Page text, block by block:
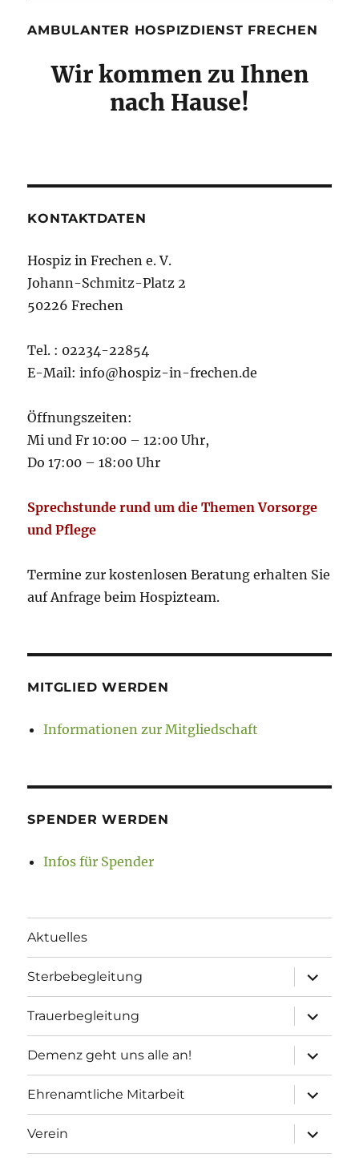
AMBULANTER HOSPIZDIENST FRECHEN
Wir kommen zu Ihnen
nach Hause!
KONTAKTDATEN
Hospiz in Frechen e. V.
Johann-Schmitz-Platz 2
50226 Frechen
Tel. : 02234-22854
E-Mail: info@hospiz-in-frechen.de
Öffnungszeiten:
Mi und Fr 10:00 – 12:00 Uhr,
Do 17:00 – 18:00 Uhr
Sprechstunde rund um die Themen Vorsorge
und Pflege
Termine zur kostenlosen Beratung erhalten Sie
auf Anfrage beim Hospizteam.
MITGLIED WERDEN
Informationen zur Mitgliedschaft
SPENDER WERDEN
Infos für Spender
Aktuelles
Sterbebegleitung
öffnen
Trauerbegleitung
öffnen
Demenz geht uns alle an!
öffnen
Ehrenamtliche Mitarbeit
öffnen
Verein
öffnen